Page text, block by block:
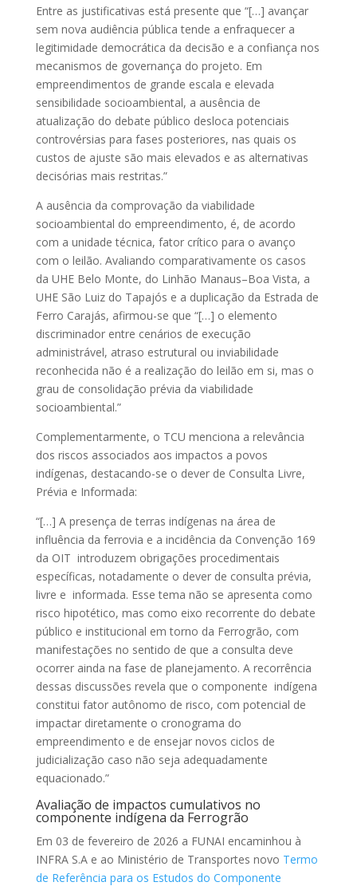
Entre as justificativas está presente que “[…] avançar
sem nova audiência pública tende a enfraquecer a
legitimidade democrática da decisão e a confiança nos
mecanismos de governança do projeto. Em
empreendimentos de grande escala e elevada
sensibilidade socioambiental, a ausência de
atualização do debate público desloca potenciais
controvérsias para fases posteriores, nas quais os
custos de ajuste são mais elevados e as alternativas
decisórias mais restritas.”
A ausência da comprovação da viabilidade
socioambiental do empreendimento, é, de acordo
com a unidade técnica, fator crítico para o avanço
com o leilão. Avaliando comparativamente os casos
da UHE Belo Monte, do Linhão Manaus–Boa Vista, a
UHE São Luiz do Tapajós e a duplicação da Estrada de
Ferro Carajás, afirmou-se que “[…] o elemento
discriminador entre cenários de execução
administrável, atraso estrutural ou inviabilidade
reconhecida não é a realização do leilão em si, mas o
grau de consolidação prévia da viabilidade
socioambiental.”
Complementarmente, o TCU menciona a relevância
dos riscos associados aos impactos a povos
indígenas, destacando-se o dever de Consulta Livre,
Prévia e Informada:
“[…] A presença de terras indígenas na área de
influência da ferrovia e a incidência da Convenção 169
da OIT introduzem obrigações procedimentais
específicas, notadamente o dever de consulta prévia,
livre e informada. Esse tema não se apresenta como
risco hipotético, mas como eixo recorrente do debate
público e institucional em torno da Ferrogrão, com
manifestações no sentido de que a consulta deve
ocorrer ainda na fase de planejamento. A recorrência
dessas discussões revela que o componente indígena
constitui fator autônomo de risco, com potencial de
impactar diretamente o cronograma do
empreendimento e de ensejar novos ciclos de
judicialização caso não seja adequadamente
equacionado.”
Avaliação de impactos cumulativos no
componente indígena da Ferrogrão
Em 03 de fevereiro de 2026 a FUNAI encaminhou à
INFRA S.A e ao Ministério de Transportes novo Termo
de Referência para os Estudos do Componente